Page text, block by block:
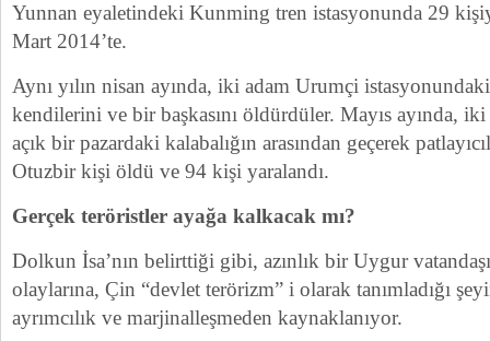
Yunnan eyaletindeki Kunming tren istasyonunda 29
Mart 2014’te.
Aynı yılın nisan ayında, iki adam Urumçi
kendilerini ve bir başkasını öldürdüler. Mayıs ayında,
açık bir pazardaki kalabalığın arasından geçerek
Otuzbir kişi öldü ve 94 kişi yaralandı.
Gerçek teröristler ayağa kalkacak mı?
Dolkun İsa’nın belirttiği gibi, azınlık bir Uygur
olaylarına, Çin “devlet terörizm” i olarak tanımladığı
ayrımcılık ve marjinalleşmeden kaynaklanıyor.